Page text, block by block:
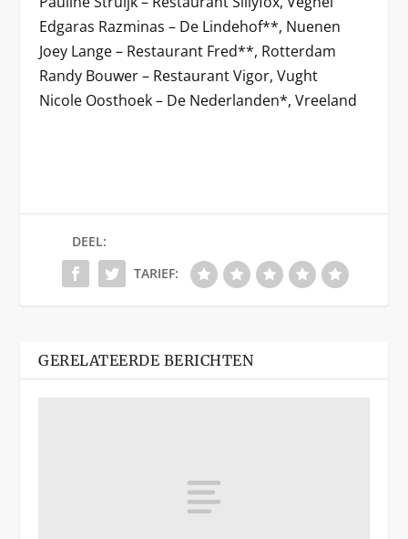
Edgaras Razminas – De Lindehof**, Nuenen
Joey Lange – Restaurant Fred**, Rotterdam
Randy Bouwer – Restaurant Vigor, Vught
Nicole Oosthoek – De Nederlanden*, Vreeland
DEEL:
TARIEF:
GERELATEERDE BERICHTEN